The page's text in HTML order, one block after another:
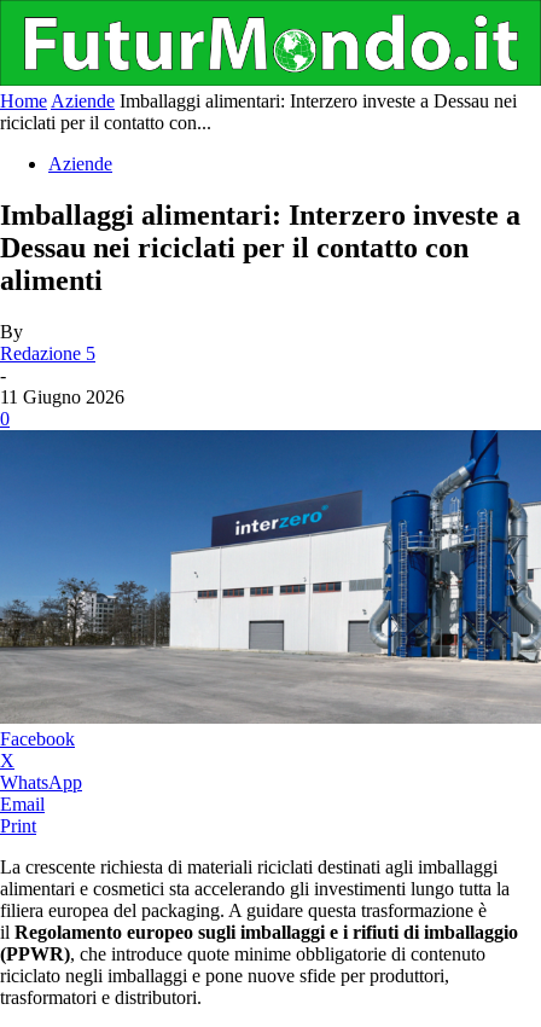
Home Aziende Imballaggi alimentari: Interzero investe a Dessau nei
riciclati per il contatto con...
Aziende
Imballaggi alimentari: Interzero investe a
Dessau nei riciclati per il contatto con
alimenti
By
Redazione 5
-
11 Giugno 2026
0
Facebook
X
WhatsApp
Email
Print
La crescente richiesta di materiali riciclati destinati agli imballaggi
alimentari e cosmetici sta accelerando gli investimenti lungo tutta la
filiera europea del packaging. A guidare questa trasformazione è
il Regolamento europeo sugli imballaggi e i rifiuti di imballaggio
(PPWR), che introduce quote minime obbligatorie di contenuto
riciclato negli imballaggi e pone nuove sfide per produttori,
trasformatori e distributori.